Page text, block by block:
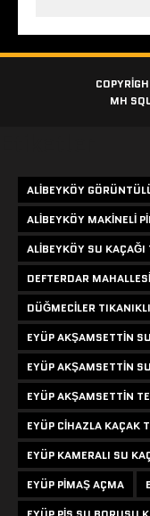
MH
ALIBEYKÖY
ALIBEYKÖY MAKINELI
ALIBEYKÖY SU KAÇAĞI
DEFTERDAR
DÜĞMECILER
EYÜP AKŞAMSETTIN
EYÜP AKŞAMSETTIN
EYÜP AKŞAMSETTIN
EYÜP CIHAZLA KAÇAK
EYÜP KAMERALI SU
EYÜP PIMAŞ AÇMA